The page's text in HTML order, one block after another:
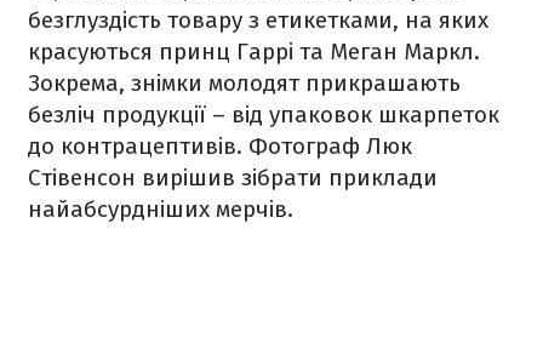
безглуздість товару з етикетками, на яких
красуються принц Гаррі та Меган Маркл.
Зокрема, знімки молодят прикрашають
безліч продукції – від упаковок шкарпеток
до контрацептивів. Фотограф Люк
Стівенсон вирішив зібрати приклади
найабсурдніших мерчів.